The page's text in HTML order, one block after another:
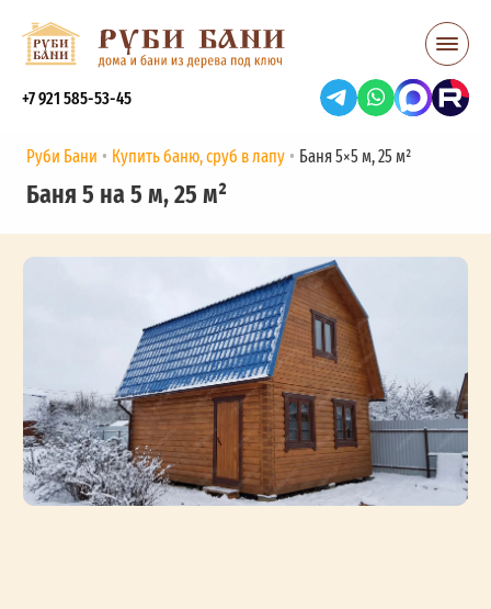
+7 921 585-53-45
Руби Бани Купить баню, сруб в лапу Баня 5×5 м, 25 м²
Баня 5 на 5 м, 25 м²